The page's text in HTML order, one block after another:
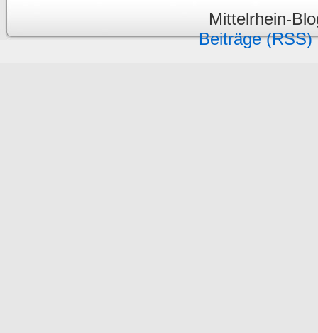
Mittelrhein-
Beiträge (RSS)